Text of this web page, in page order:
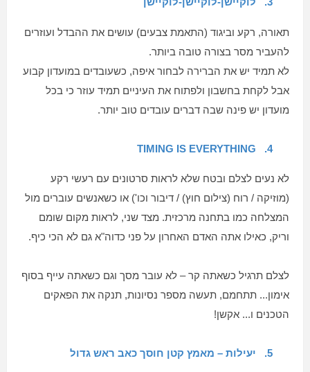
תאורה, רקע וביגוד (התאמת צבעים) עושים את ההבדל ועוזרים
להעביר מסר בצורה טובה ביותר.
לא תמיד יש את הברירה לבחור איפה, כשעובדים במועדון קבוע
אבל לקחת בחשבון ולפתוח את העיניים תמיד עוזר כי בכל
מועדון יש פינה שבה דברים עובדים טוב יותר.
4.
TIMING IS EVERYTHING
לא נעים לצלם ובטח שלא לראות סרטונים עם רעשי רקע
(מוזיקה / רוח (צילום חוץ) / דיבור וכו') או כשאנשים עוברים מול
המצלחה כמו בתחנה מרכזית. מצד שני, לראות מקום שומם
וריק, כאילו אתה האדם האחרון על פני כדוה"א גם לא הכי כיף.
לצלם תרגיל כשאתה קר – לא עובר מסך וגם כשאתה עייף בסוף
אימון... תתחמם, תעשה מספר נסיונות, תנקה את הפאקים
הטכנים ו... אקשן!
5. יעילות – מאמץ קטן חוסך כאב ראש גדול